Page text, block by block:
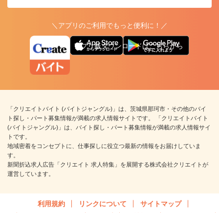
＼アプリのご利用でもっと便利に！／
アプリ版ダウンロードはこちらから
「クリエイトバイト (バイトジャングル)」は、茨城県那珂市・その他のバイ
ト探し・パート募集情報が満載の求人情報サイトです。 「クリエイトバイト
(バイトジャングル)」は、バイト探し・パート募集情報が満載の求人情報サイ
トです。
地域密着をコンセプトに、仕事探しに役立つ最新の情報をお届けしていま
す。
新聞折込求人広告「クリエイト 求人特集」を展開する株式会社クリエイトが
運営しています。
利用規約 リンクについて
サイトマップ